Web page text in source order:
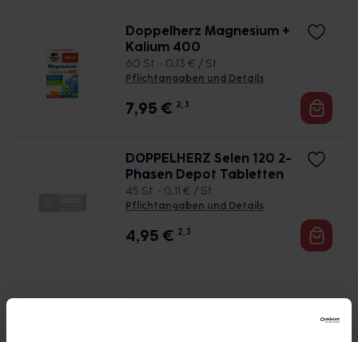
Doppelherz Magnesium +
Kalium 400
60 St. • 0,13 € / St.
Pflichtangaben und Details
7,95 € 2, 3
DOPPELHERZ Selen 120 2-
Phasen Depot Tabletten
45 St. • 0,11 € / St.
Pflichtangaben und Details
4,95 € 2, 3